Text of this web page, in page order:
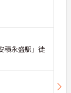
積永盛駅」徒